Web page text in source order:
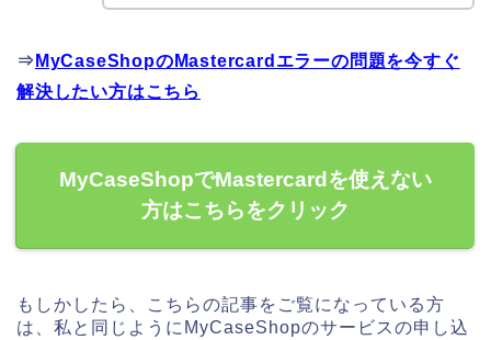
⇒ MyCaseShopのMastercardエラーの問題を今すぐ
解決したい方はこちら
MyCaseShopでMastercardを使えない
方はこちらをクリック
もしかしたら、こちらの記事をご覧になっている方
は、私と同じようにMyCaseShopのサービスの申し込